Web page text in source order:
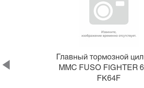
Главный тормозной
MMC FUSO FIGHTER
FK64F